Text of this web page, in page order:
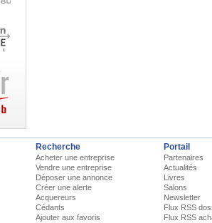
Recherche
Acheter une entreprise
Vendre une entreprise
Déposer une annonce
Créer une alerte
Acquereurs
Cédants
Ajouter aux favoris
Portail
Partenaires
Actualités
Livres
Salons
Newsletter
Flux RSS
Flux RSS